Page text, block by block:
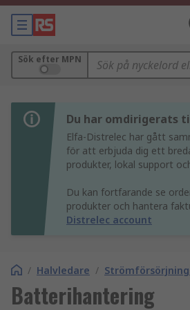
Sök efter MPN
Du har omdirigerats
Elfa-Distrelec har gått
för att erbjuda dig ett
produkter, lokal support
Du kan fortfarande se
produkter och hantera
Distrelec account
/ Halvledare /
Batterihantering